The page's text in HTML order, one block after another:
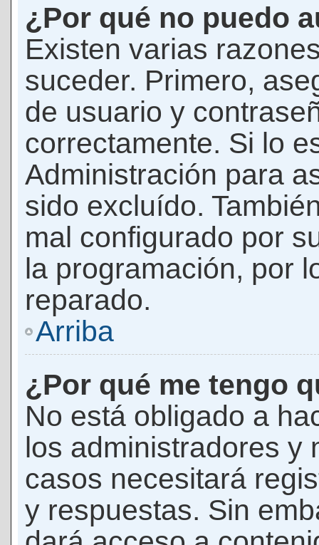
¿Por qué no puedo
Existen varias
suceder. Primero,
de usuario y
correctamente. Si lo
Administración para
sido excluído.
mal configurado por
la programación, por
reparado.
Arriba
¿Por qué me tengo
No está obligado a
los administradores y
casos necesitará
y respuestas. Sin